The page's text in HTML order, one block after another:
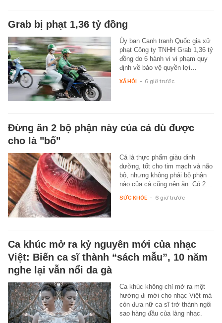
Grab bị phạt 1,36 tỷ đồng
Ủy ban Cạnh tranh Quốc gia xử
phạt Công ty TNHH Grab 1,36 tỷ
đồng do 6 hành vi vi phạm quy
định về bảo vệ quyền lợi…
XÃ HỘI - 6 giờ trước
Đừng ăn 2 bộ phận này của cá dù được
cho là "bổ"
Cá là thực phẩm giàu dinh
dưỡng, tốt cho tim mạch và não
bộ, nhưng không phải bộ phận
nào của cá cũng nên ăn. Có 2…
SỨC KHỎE - 6 giờ trước
Ca khúc mở ra kỷ nguyên mới của nhạc
Việt: Biến ca sĩ thành “sách mẫu”, 10 năm
nghe lại vẫn nổi da gà
Ca khúc không chỉ mở ra một
hướng đi mới cho nhạc Việt mà
còn đưa nữ ca sĩ trở thành ngôi
sao hàng đầu của làng nhạc.